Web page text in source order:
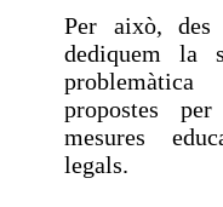
Per això,
dediquem la
propostes
mesures
legals.